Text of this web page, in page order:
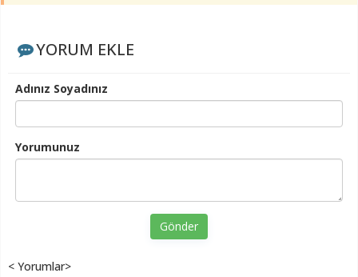
YORUM EKLE
Adınız Soyadınız
Yorumunuz
Gönder
< Yorumlar>